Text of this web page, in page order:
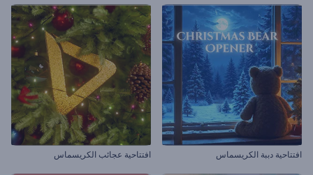
افتتاحية دببة الكريسماس افتتاحية عجائب الكريسماس